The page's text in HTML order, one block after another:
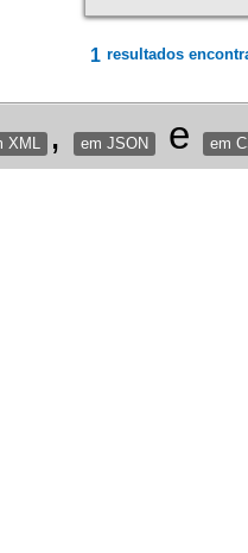
1 resultados
, em JSON e em